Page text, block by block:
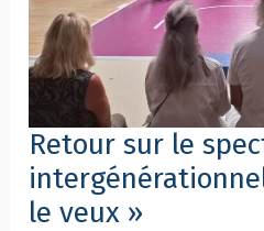
Retour sur le
le veux »